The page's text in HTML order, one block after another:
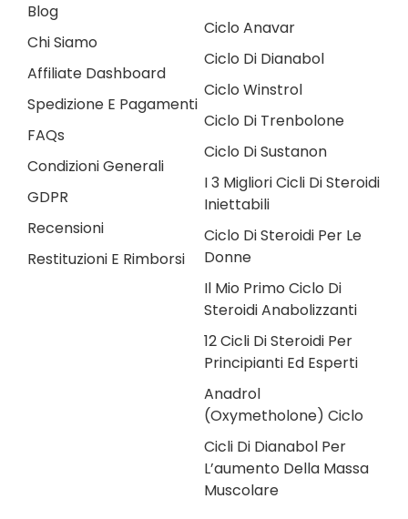
Blog
Chi Siamo
Affiliate Dashboard
Spedizione E Pagamenti
FAQs
Condizioni Generali
GDPR
Recensioni
Restituzioni E Rimborsi
Ciclo Anavar
Ciclo Di Dianabol
Ciclo Winstrol
Ciclo Di Trenbolone
Ciclo Di Sustanon
I 3 Migliori Cicli Di Steroidi
Iniettabili
Ciclo Di Steroidi Per Le
Donne
Il Mio Primo Ciclo Di
Steroidi Anabolizzanti
12 Cicli Di Steroidi Per
Principianti Ed Esperti
Anadrol
(Oxymetholone) Ciclo
Cicli Di Dianabol Per
L’aumento Della Massa
Muscolare